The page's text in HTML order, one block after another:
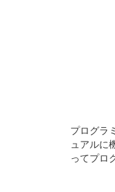
プログラ
ュアルに
ってプロ